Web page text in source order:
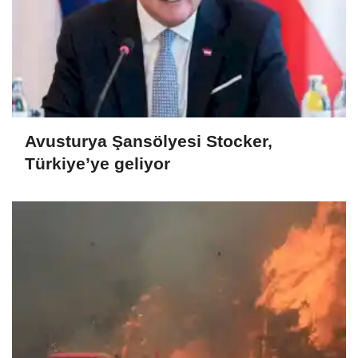
Avusturya Şansölyesi Stocker,
Türkiye’ye geliyor